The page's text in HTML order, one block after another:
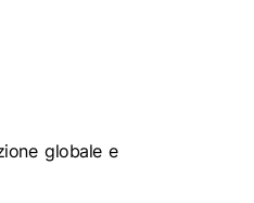
globale e